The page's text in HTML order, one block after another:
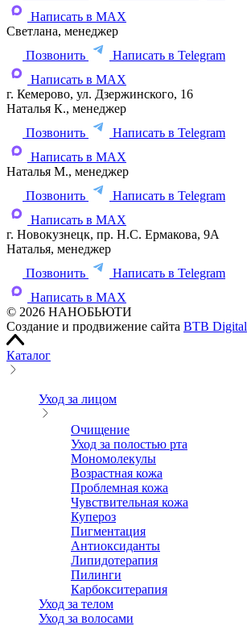
Написать в MAX
Светлана, менеджер
Позвонить
Написать в Telegram
Написать в MAX
г. Кемерово, ул. Дзержинского, 16
Наталья К., менеджер
Позвонить
Написать в Telegram
Написать в MAX
Наталья М., менеджер
Позвонить
Написать в Telegram
Написать в MAX
г. Новокузнецк, пр. Н.С. Ермакова, 9А
Наталья, менеджер
Позвонить
Написать в Telegram
Написать в MAX
© 2026 НАНОБЬЮТИ
Создание и продвижение сайта BTB Digital
Каталог
Уход за лицом
Очищение
Уход за полостью рта
Мономолекулы
Возрастная кожа
Проблемная кожа
Чувствительная кожа
Купероз
Пигментация
Антиоксиданты
Липидотерапия
Пилинги
Карбокситерапия
Уход за телом
Уход за волосами